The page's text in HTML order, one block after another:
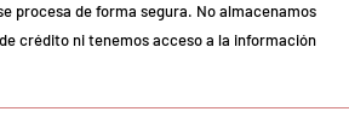
procesa de forma segura. No almacenamos
crédito ni tenemos acceso a la información